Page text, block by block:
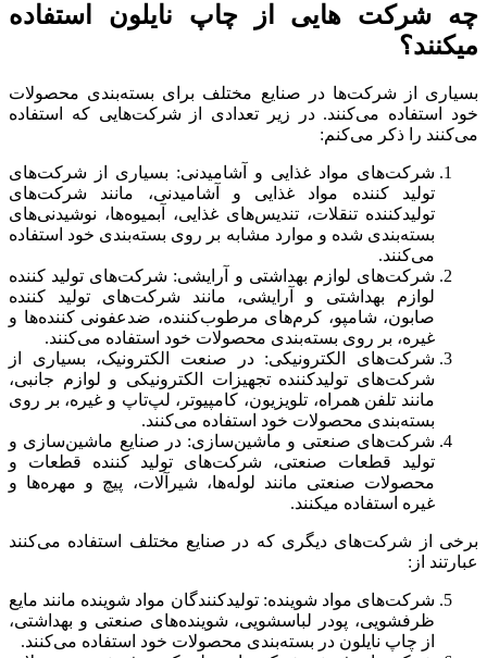
چه شرکت هایی از چاپ نایلون استفاده
میکنند؟
بسیاری از شرکت‌ها در صنایع مختلف برای بسته‌بندی محصولات
خود استفاده می‌کنند. در زیر تعدادی از شرکت‌هایی که استفاده
می‌کنند را ذکر می‌کنم:
شرکت‌های مواد غذایی و آشامیدنی: بسیاری از شرکت‌های
تولید کننده مواد غذایی و آشامیدنی، مانند شرکت‌های
تولیدکننده تنقلات، تندیس‌های غذایی، آبمیوه‌ها، نوشیدنی‌های
بسته‌بندی شده و موارد مشابه بر روی بسته‌بندی خود استفاده
می‌کنند.
شرکت‌های لوازم بهداشتی و آرایشی: شرکت‌های تولید کننده
لوازم بهداشتی و آرایشی، مانند شرکت‌های تولید کننده
صابون، شامپو، کرم‌های مرطوب‌کننده، ضدعفونی کننده‌ها و
غیره، بر روی بسته‌بندی محصولات خود استفاده می‌کنند.
شرکت‌های الکترونیکی: در صنعت الکترونیک، بسیاری از
شرکت‌های تولیدکننده تجهیزات الکترونیکی و لوازم جانبی،
مانند تلفن همراه، تلویزیون، کامپیوتر، لپ‌تاپ و غیره، بر روی
بسته‌بندی محصولات خود استفاده می‌کنند.
شرکت‌های صنعتی و ماشین‌سازی: در صنایع ماشین‌سازی و
تولید قطعات صنعتی، شرکت‌های تولید کننده قطعات و
محصولات صنعتی مانند لوله‌ها، شیرآلات، پیچ و مهره‌ها و
غیره استفاده میکنند.
برخی از شرکت‌های دیگری که در صنایع مختلف استفاده می‌کنند
عبارتند از:
شرکت‌های مواد شوینده: تولیدکنندگان مواد شوینده مانند مایع
ظرفشویی، پودر لباسشویی، شوینده‌های صنعتی و بهداشتی،
از چاپ نایلون در بسته‌بندی محصولات خود استفاده می‌کنند.